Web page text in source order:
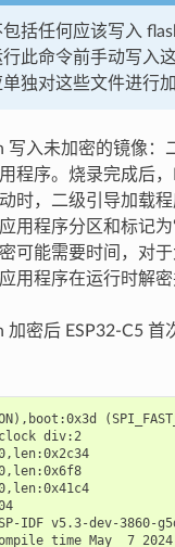
括任何应该写入
此命令前手动写入
独对这些文件进行加
写入未加密的镜像：
程序。烧录完成后，
时，二级引导加载
用程序分区和标记为
可能需要时间，对
用程序在运行时解密
加密后 ESP32-C5
clock div:2
IDF v5.3-dev-3860-
time May  7 2024